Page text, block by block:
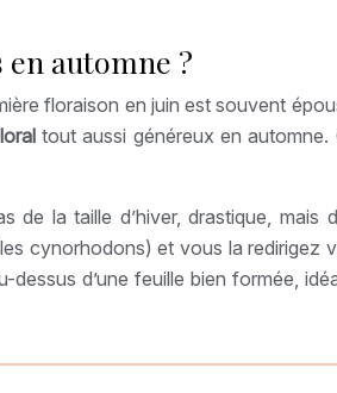
automne ?
floraison en juin est souvent
tout aussi généreux en automne.
la taille d’hiver, drastique, mais
cynorhodons) et vous la redirigez
d’une feuille bien formée,